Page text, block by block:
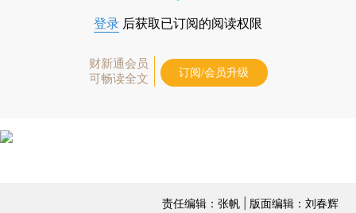
登录 后获取已订阅的阅读权限
财新通会员
可畅读全文
订阅/会员升级
责任编辑：张帆 | 版面编辑：刘春辉